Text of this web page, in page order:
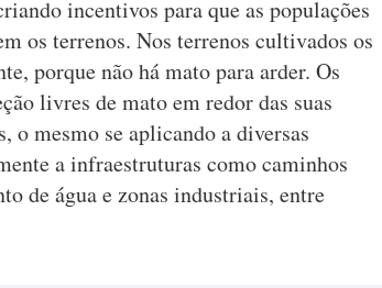
incentivos para que as populações
os terrenos. Nos terrenos cultivados os
porque não há mato para arder. Os
livres de mato em redor das suas
o mesmo se aplicando a diversas
a infraestruturas como caminhos
de água e zonas industriais, entre